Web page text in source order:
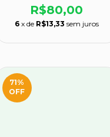
R$80,00
6 x de R$13,33 sem juros
71%
OFF